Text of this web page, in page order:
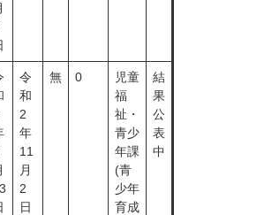
令
和
2
年
11
月
2
日
無 0
児童
福
祉・
青少
年課
(青
少年
育成
結
果
公
表
中